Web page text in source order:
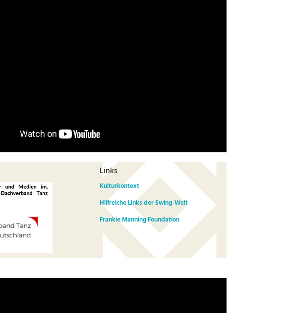
Links
Kulturkontext
Hilfreiche Links der Swing-Welt
Frankie Manning Foundation